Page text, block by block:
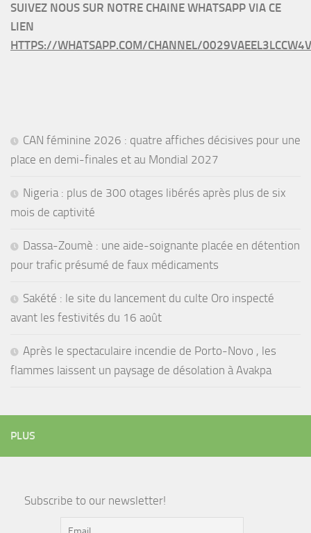
SUIVEZ NOUS SUR NOTRE CHAINE WHATSAPP VIA CE
LIEN
HTTPS://WHATSAPP.COM/CHANNEL/
CAN féminine 2026 : quatre affiches décisives pour une
place en demi-finales et au Mondial 2027
Nigeria : plus de 300 otages libérés après plus de six
mois de captivité
Dassa-Zoumè : une aide-soignante placée en détention
pour trafic présumé de faux médicaments
Sakété : le site du lancement du culte Oro inspecté
avant les festivités du 16 août
Après le spectaculaire incendie de Porto-Novo , les
flammes laissent un paysage de désolation à Avakpa
PLUS
Subscribe to our newsletter!